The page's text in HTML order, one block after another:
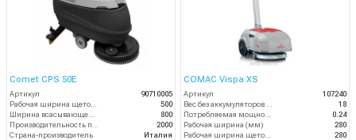
Comet CPS 50E
Артикул
90710005
500
800
2000
Страна-производитель
Италия
COMAC Vispa XS
Артикул
107240
18
0.24
Рабочая ширина (мм)
280
280